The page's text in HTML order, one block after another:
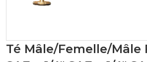
Té Mâle/Femelle/Mâle